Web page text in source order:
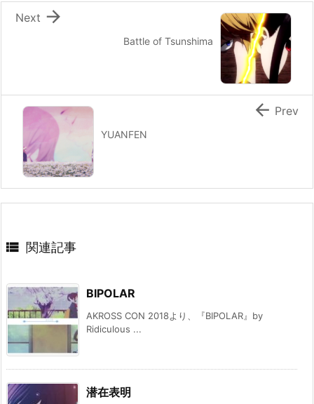
Battle of Tsunshima

Next
YUANFEN
 Prev
 関連記事
BIPOLAR
AKROSS CON 2018より、『BIPOLAR』by
Ridiculous ...
潜在表明